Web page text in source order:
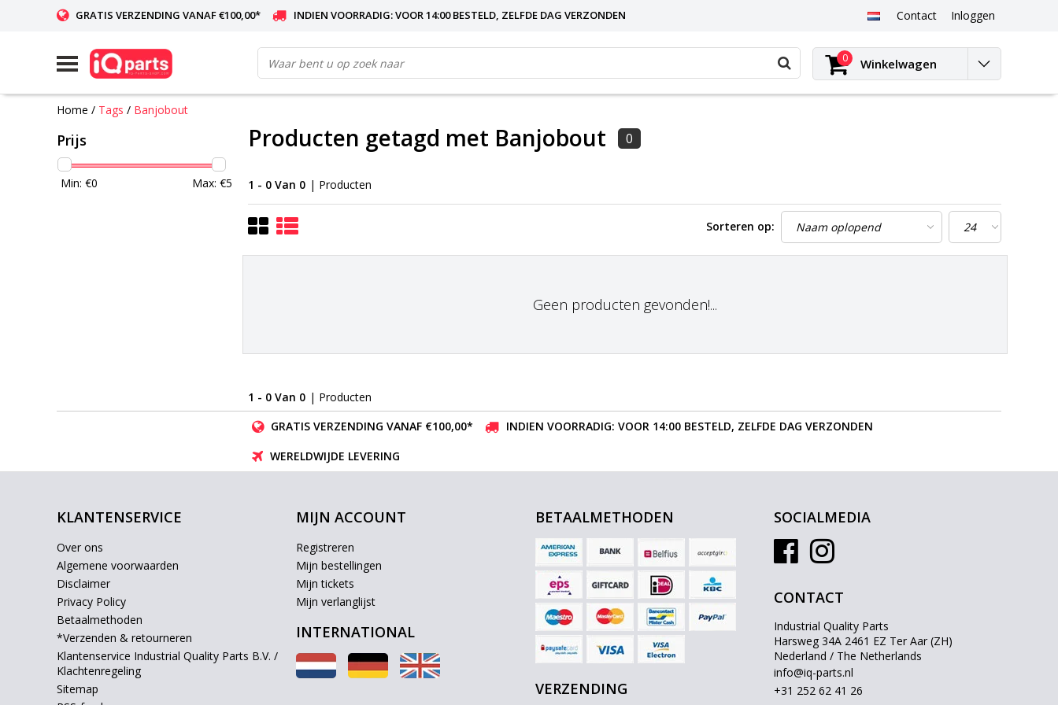
GRATIS VERZENDING VANAF €100,00* INDIEN VOORRADIG: VOOR 14:00 BESTELD, ZELFDE DAG VERZONDEN Contact Inloggen
0 Winkelwagen
Home / Tags / Banjobout
Prijs
Min: €0 Max: €5
Producten getagd met Banjobout 0
1 - 0 Van 0 | Producten
Sorteren op:
Geen producten gevonden!...
1 - 0 Van 0 | Producten
GRATIS VERZENDING VANAF €100,00*
INDIEN VOORRADIG: VOOR 14:00 BESTELD, ZELFDE DAG VERZONDEN
WERELDWIJDE LEVERING
KLANTENSERVICE
Over ons
Algemene voorwaarden
Disclaimer
Privacy Policy
Betaalmethoden
*Verzenden & retourneren
Klantenservice Industrial Quality Parts B.V. /
Klachtenregeling
Sitemap
MIJN ACCOUNT
Registreren
Mijn bestellingen
Mijn tickets
Mijn verlanglijst
INTERNATIONAL
BETAALMETHODEN
VERZENDING
SOCIALMEDIA
CONTACT
Industrial Quality Parts
Harsweg 34A 2461 EZ Ter Aar (ZH)
Nederland / The Netherlands
info@iq-parts.nl
+31 252 62 41 26